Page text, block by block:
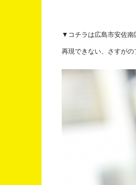
▼コチラは広島市安佐南
再現できない、さすがの